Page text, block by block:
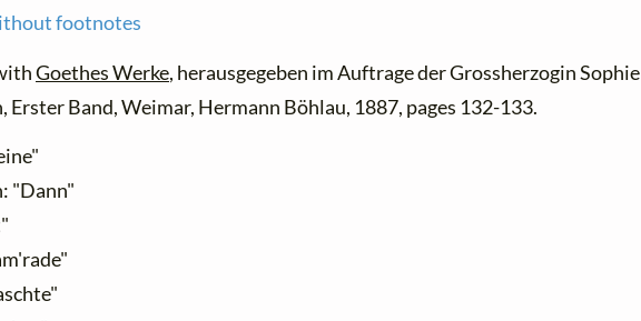
footnotes
Goethes Werke, herausgegeben im Auftrage der Grossherzogin Sophie
Erster Band, Weimar, Hermann Böhlau, 1887, pages 132-133.
"Dann"